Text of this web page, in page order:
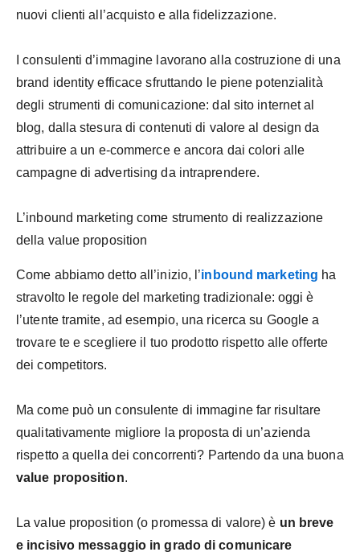
nuovi clienti all’acquisto e alla fidelizzazione.
I consulenti d’immagine lavorano alla costruzione di una
brand identity efficace sfruttando le piene potenzialità
degli strumenti di comunicazione: dal sito internet al
blog, dalla stesura di contenuti di valore al design da
attribuire a un e-commerce e ancora dai colori alle
campagne di advertising da intraprendere.
L’inbound marketing come strumento di realizzazione
della value proposition
Come abbiamo detto all’inizio, l’inbound marketing ha
stravolto le regole del marketing tradizionale: oggi è
l’utente tramite, ad esempio, una ricerca su Google a
trovare te e scegliere il tuo prodotto rispetto alle offerte
dei competitors.
Ma come può un consulente di immagine far risultare
qualitativamente migliore la proposta di un’azienda
rispetto a quella dei concorrenti? Partendo da una buona
value proposition.
La value proposition (o promessa di valore) è un breve
e incisivo messaggio in grado di comunicare